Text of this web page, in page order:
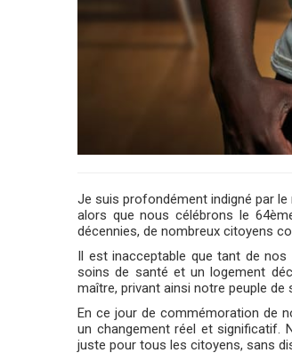
Je suis profondément indigné par
alors que nous célébrons le
décennies, de nombreux citoyens
Il est inacceptable que tant de nos
soins de santé et un logement
maître, privant ainsi notre peuple
En ce jour de commémoration de
un changement réel et significatif.
juste pour tous les citoyens, sans